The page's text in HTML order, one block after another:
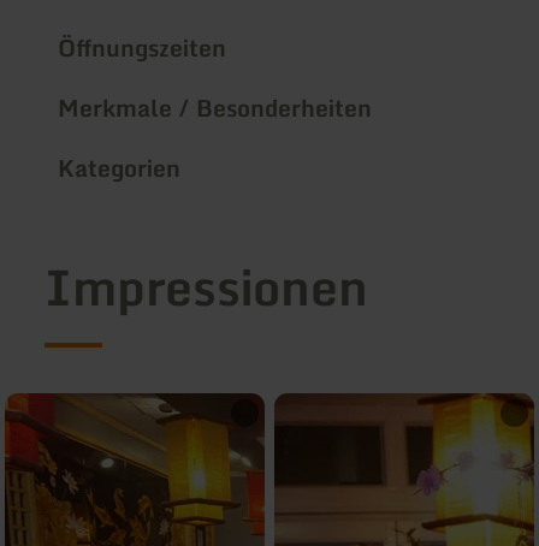
Öffnungszeiten
Merkmale / Besonderheiten
Kategorien
Impressionen